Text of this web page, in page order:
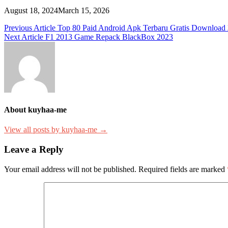
August 18, 2024March 15, 2026
Post
navigation
Previous Article Top 80 Paid Android Apk Terbaru Gratis Download
Next Article F1 2013 Game Repack BlackBox 2023
About kuyhaa-me
View all posts by kuyhaa-me →
Leave a Reply
Your email address will not be published. Required fields are marked